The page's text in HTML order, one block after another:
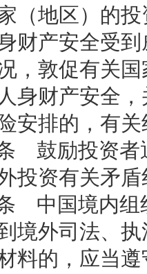
（地区）的
财产安全受
，敦促有关
身财产安全
安排的，有
励投资者通
投资有关矛
国境内组
境外司法、
料的，应当